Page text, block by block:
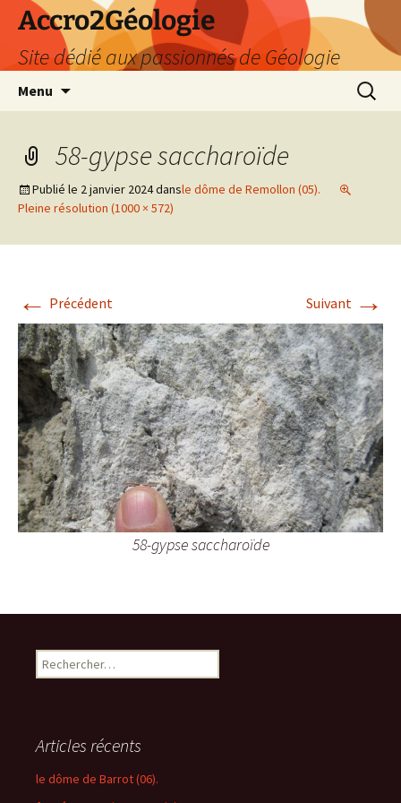
Accro2Géologie
Site dédié aux passionnés de Géologie
Menu
58-gypse saccharoïde
Publié le 2 janvier 2024dansle dôme de Remollon (05).
Pleine résolution (1000 × 572)
← Précédent Suivant →
58-gypse saccharoïde
R
e
r
c
Articles récents
le dôme de Barrot (06).